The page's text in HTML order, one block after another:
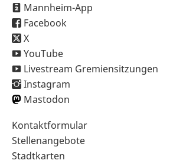
Mannheim-App
Facebook
X
YouTube
Livestream Gremiensitzungen
Instagram
Mastodon
Sekundärnavigation
im
Fußbereich
Kontaktformular
Stellenangebote
Stadtkarten